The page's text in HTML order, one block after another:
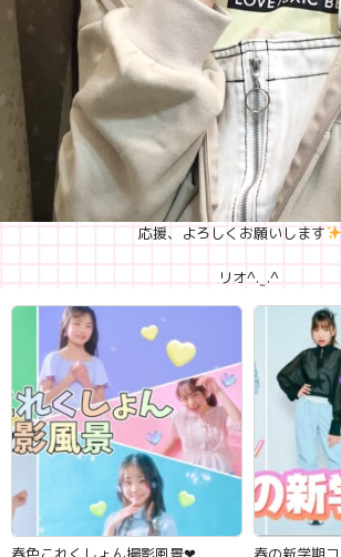
応援、よろしくお願いします
リオ^. ̫ .^